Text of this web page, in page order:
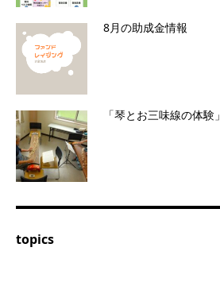
8月の助成金情報
「琴とお三味線の体験」
topics